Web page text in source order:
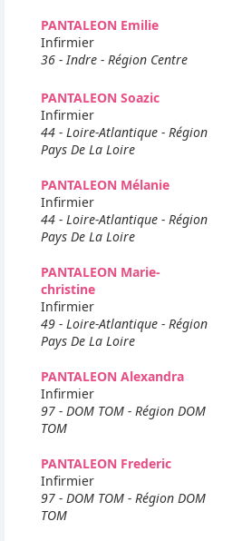
PANTALEON Emilie
Infirmier
36 - Indre - Région Centre
PANTALEON Soazic
Infirmier
44 - Loire-Atlantique - Région
Pays De La Loire
PANTALEON Mélanie
Infirmier
44 - Loire-Atlantique - Région
Pays De La Loire
PANTALEON Marie-
christine
Infirmier
49 - Loire-Atlantique - Région
Pays De La Loire
PANTALEON Alexandra
Infirmier
97 - DOM TOM - Région DOM
TOM
PANTALEON Frederic
Infirmier
97 - DOM TOM - Région DOM
TOM